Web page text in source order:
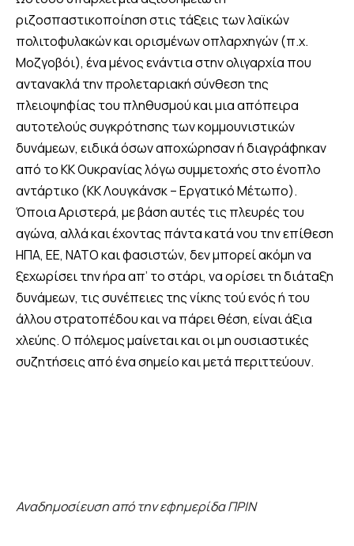
ριζοσπαστικοποίηση στις τάξεις των λαϊκών
πολιτοφυλακών και ορισμένων οπλαρχηγών (π.χ.
Μοζγοβόι), ένα μένος ενάντια στην ολιγαρχία που
αντανακλά την προλεταριακή σύνθεση της
πλειοψηφίας του πληθυσμού και μια απόπειρα
αυτοτελούς συγκρότησης των κομμουνιστικών
δυνάμεων, ειδικά όσων αποχώρησαν ή διαγράφηκαν
από το ΚΚ Ουκρανίας λόγω συμμετοχής στο ένοπλο
αντάρτικο (ΚΚ Λουγκάνσκ – Εργατικό Μέτωπο).
Όποια Αριστερά, με βάση αυτές τις πλευρές του
αγώνα, αλλά και έχοντας πάντα κατά νου την επίθεση
ΗΠΑ, ΕΕ, ΝΑΤΟ και φασιστών, δεν μπορεί ακόμη να
ξεχωρίσει την ήρα απ’ το στάρι, να ορίσει τη διάταξη
δυνάμεων, τις συνέπειες της νίκης τού ενός ή του
άλλου στρατοπέδου και να πάρει θέση, είναι άξια
χλεύης. Ο πόλεμος μαίνεται και οι μη ουσιαστικές
συζητήσεις από ένα σημείο και μετά περιττεύουν.
Αναδημοσίευση από την εφημερίδα ΠΡΙΝ